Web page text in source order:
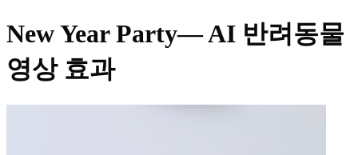
New Year Party— AI 반려동물
영상 효과